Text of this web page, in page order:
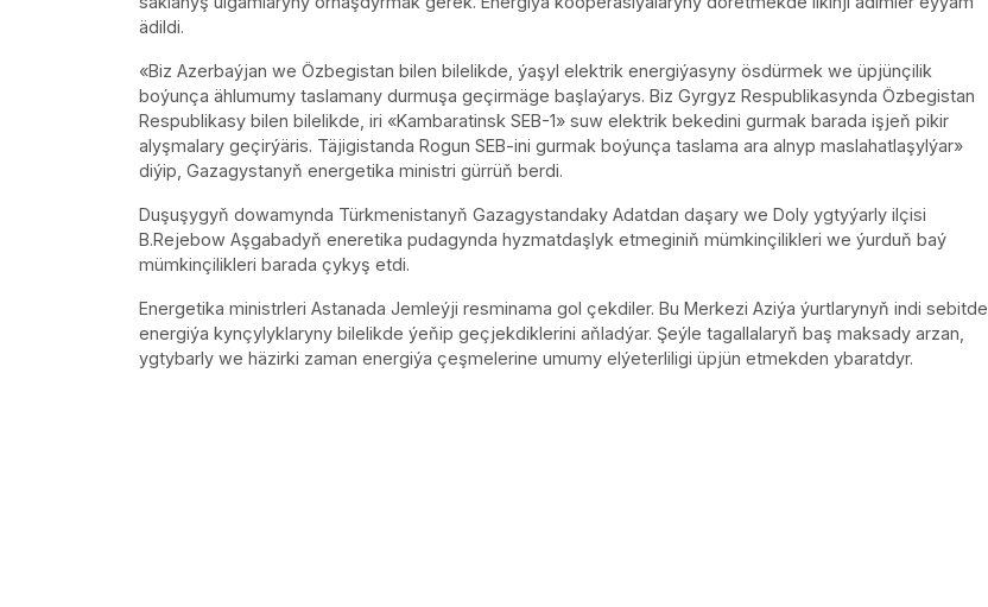
ädildi.
«Biz Azerbaýjan we Özbegistan bilen bilelikde, ýaşyl elektrik energiýasyny ösdürmek we üpjünçilik
boýunça ählumumy taslamany durmuşa geçirmäge başlaýarys. Biz Gyrgyz Respublikasynda Özbegistan
Respublikasy bilen bilelikde, iri «Kambaratinsk SEB-1» suw elektrik bekedini gurmak barada işjeň pikir
alyşmalary geçirýäris. Täjigistanda Rogun SEB-ini gurmak boýunça taslama ara alnyp maslahatlaşylýar»
diýip, Gazagystanyň energetika ministri gürrüň berdi.
Duşuşygyň dowamynda Türkmenistanyň Gazagystandaky Adatdan daşary we Doly ygtyýarly ilçisi
B.Rejebow Aşgabadyň eneretika pudagynda hyzmatdaşlyk etmeginiň mümkinçilikleri we ýurduň baý
mümkinçilikleri barada çykyş etdi.
Energetika ministrleri Astanada Jemleýji resminama gol çekdiler. Bu Merkezi Aziýa ýurtlarynyň indi sebitde
energiýa kynçylyklaryny bilelikde ýeňip geçjekdiklerini aňladýar. Şeýle tagallalaryň baş maksady arzan,
ygtybarly we häzirki zaman energiýa çeşmelerine umumy elýeterliligi üpjün etmekden ybaratdyr.